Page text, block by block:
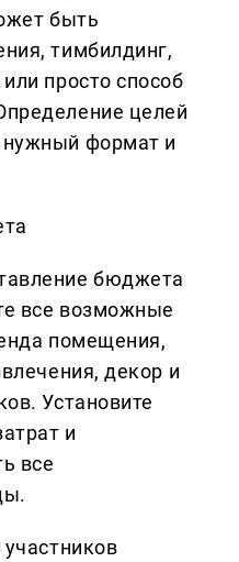
быть
тимбилдинг,
просто способ
целей
формат и
бюджета
все возможные
помещения,
декор и
Установите
и
все